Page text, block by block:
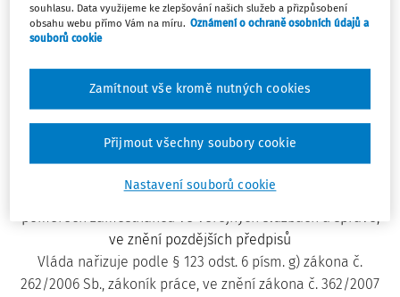
Platný od:01.03.2011
44/2011 Sb.
NAŘÍZENÍ VLÁDY
ze dne 23. února 2011,
kterým se mění nařízení vlády č. 564/2006 Sb., o platových
poměrech zaměstnanců ve veřejných službách a správě,
ve znění pozdějších předpisů
Vláda nařizuje podle § 123 odst. 6 písm. g) zákona č.
262/2006 Sb., zákoník práce, ve znění zákona č. 362/2007
souhlasu. Data využijeme ke zlepšování našich služeb a přizpůsobení
obsahu webu přímo Vám na míru. Oznámení o ochraně osobních údajů a
souborů cookie
Nastavení souborů cookie
Zamítnout vše kromě nutných cookies
Přijmout všechny soubory cookie